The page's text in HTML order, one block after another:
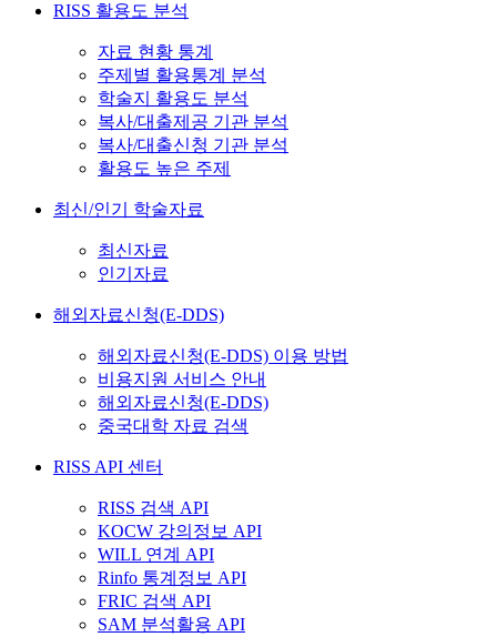
RISS 활용도 분석
자료 현황 통계
주제별 활용통계 분석
학술지 활용도 분석
복사/대출제공 기관 분석
복사/대출신청 기관 분석
활용도 높은 주제
최신/인기 학술자료
최신자료
인기자료
해외자료신청(E-DDS)
해외자료신청(E-DDS) 이용 방법
비용지원 서비스 안내
해외자료신청(E-DDS)
중국대학 자료 검색
RISS API 센터
RISS 검색 API
KOCW 강의정보 API
WILL 연계 API
Rinfo 통계정보 API
FRIC 검색 API
SAM 분석활용 API